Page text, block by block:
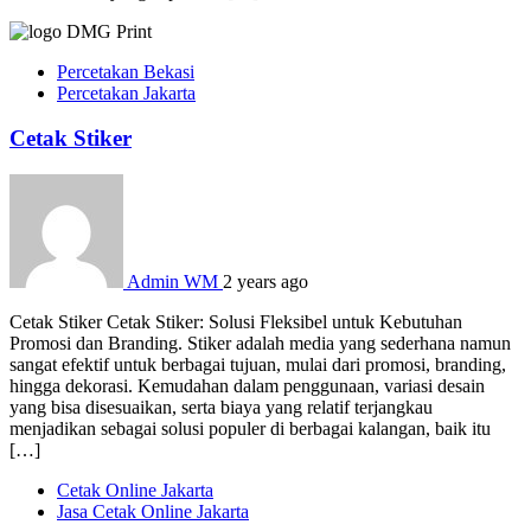
Percetakan Bekasi
Percetakan Jakarta
Cetak Stiker
Admin WM 2 years ago
Cetak Stiker Cetak Stiker: Solusi Fleksibel untuk Kebutuhan
Promosi dan Branding. Stiker adalah media yang sederhana namun
sangat efektif untuk berbagai tujuan, mulai dari promosi, branding,
hingga dekorasi. Kemudahan dalam penggunaan, variasi desain
yang bisa disesuaikan, serta biaya yang relatif terjangkau
menjadikan sebagai solusi populer di berbagai kalangan, baik itu
[…]
Cetak Online Jakarta
Jasa Cetak Online Jakarta